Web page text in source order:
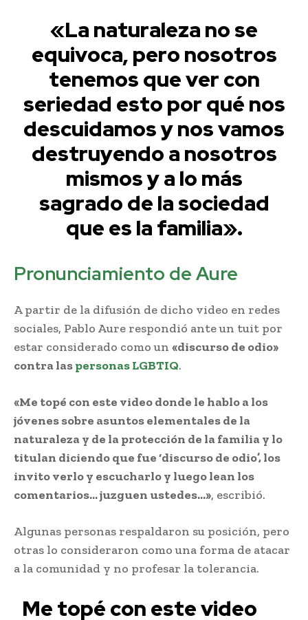
«La naturaleza no se
equivoca, pero nosotros
tenemos que ver con
seriedad esto por qué nos
descuidamos y nos vamos
destruyendo a nosotros
mismos y a lo más
sagrado de la sociedad
que es la familia».
Pronunciamiento de Aure
A partir de la difusión de dicho video en redes
sociales, Pablo Aure respondió ante un tuit por
estar considerado como un «discurso de odio»
contra laspersonas LGBTIQ.
«Me topé con este video donde le hablo a los
jóvenes sobre asuntos elementales de la
naturaleza y de la protección de la familia y lo
titulan diciendo que fue ‘discurso de odio’, los
invito verlo y escucharlo y luego lean los
comentarios… juzguen ustedes…», escribió.
Algunas personas respaldaron su posición, pero
otras lo consideraron como una forma de atacar
a la comunidad y no profesar la tolerancia.
Me topé con este video